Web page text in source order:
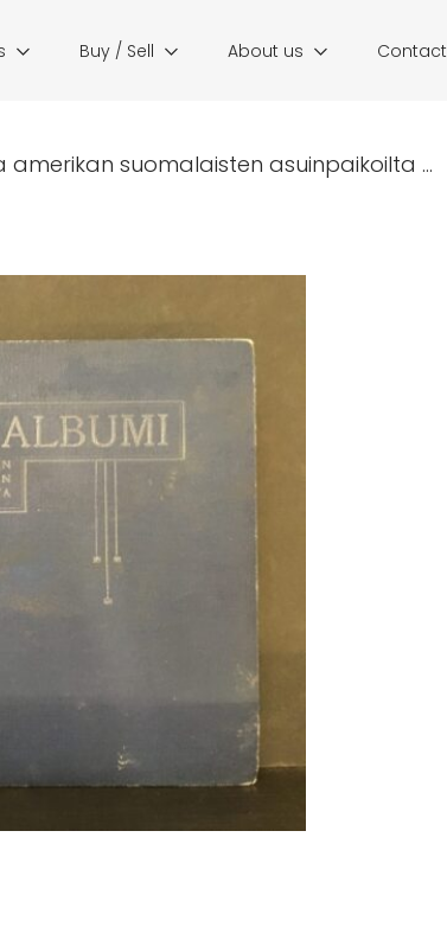
Buy / Sell About us Contact
amerikan suomalaisten asuinpaikoilta ...